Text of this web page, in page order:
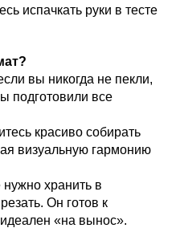
испачкать руки в тесте
вы никогда не пекли,
подготовили все
красиво собирать
визуальную гармонию
хранить в
Он готов к
«на вынос».